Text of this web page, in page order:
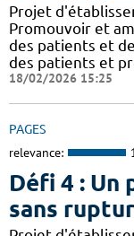
Projet
Promouvoir et
des patients et
des patients et
18/02/2026 15:25
PAGES
relevance:
Défi 4 : Un
sans